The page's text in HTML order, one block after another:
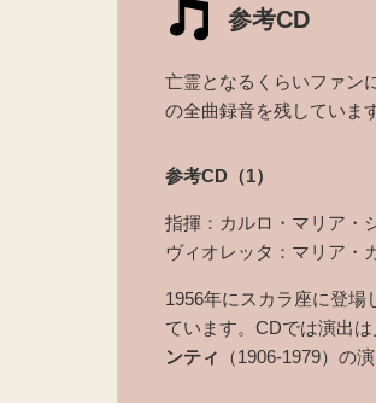
参考CD
亡霊となるくらいファン
の全曲録音を残していま
参考CD（1）
指揮：カルロ・マリア・
ヴィオレッタ：マリア・
1956年にスカラ座に登
ています。CDでは演出
ンティ
（1906-1979）の